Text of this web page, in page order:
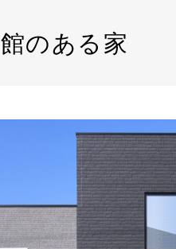
のある家